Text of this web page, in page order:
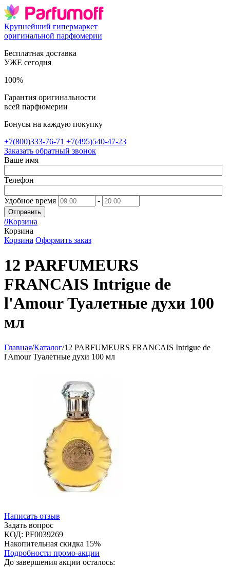
Крупнейший гипермаркет
оригинальной парфюмерии
Бесплатная доставка
УЖЕ сегодня
100%
Гарантия оригинальности
всей парфюмерии
Бонусы на каждую покупку
+7(800)333-76-71 +7(495)540-47-23
Заказать обратный звонок
Ваше имя
Телефон
Удобное время -
Отправить
0Корзина
Корзина
Корзина Оформить заказ
12 PARFUMEURS
FRANCAIS Intrigue de
l'Amour Туалетные духи 100
мл
Главная/Каталог/12 PARFUMEURS FRANCAIS Intrigue de
l'Amour Туалетные духи 100 мл
Написать отзыв
Задать вопрос
КОД: PF0039269
Накопительная скидка 15%
Подробности промо-акции
До завершения акции осталось: